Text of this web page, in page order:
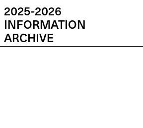
2025-2026
INFORMATION
ARCHIVE